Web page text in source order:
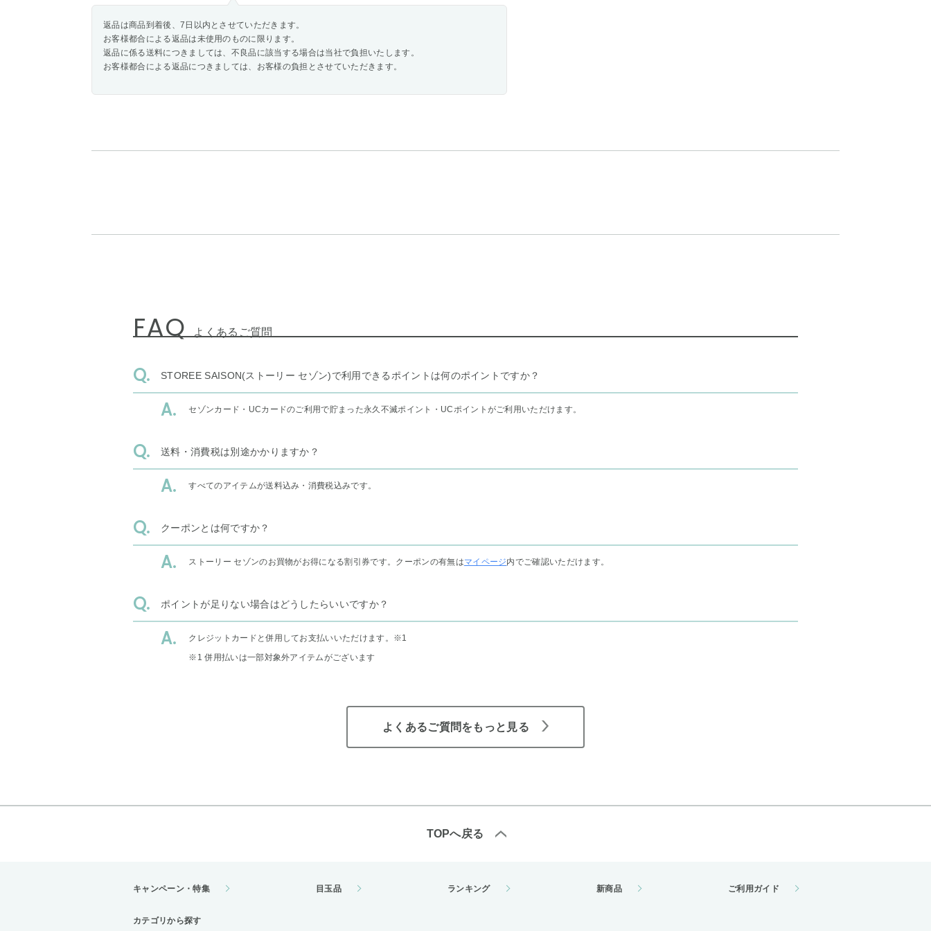
返品は商品到着後、7日以内とさせていただきます。
お客様都合による返品は未使用のものに限ります。
返品に係る送料につきましては、不良品に該当する場合は当社で負担いたします。
お客様都合による返品につきましては、お客様の負担とさせていただきます。
FAQ よくあるご質問
STOREE SAISON(ストーリー セゾン)で利用できるポイントは何のポイントですか？
セゾンカード・UCカードのご利用で貯まった永久不滅ポイント・UCポイントがご利用いただけます。
送料・消費税は別途かかりますか？
すべてのアイテムが送料込み・消費税込みです。
クーポンとは何ですか？
ストーリー セゾンのお買物がお得になる割引券です。クーポンの有無はマイページ内でご確認いただけます。
ポイントが足りない場合はどうしたらいいですか？
クレジットカードと併用してお支払いいただけます。 ※1
※1 併用払いは一部対象外アイテムがございます
よくあるご質問をもっと見る
TOPへ戻る
キャンペーン・特集 目玉品 ランキング 新商品 ご利用ガイド
カテゴリから探す